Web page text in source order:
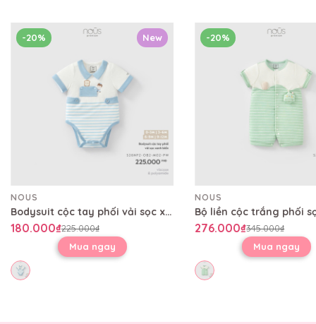
New
-20%
NOUS
Bodysuit cộc tay phối vải sọc xanh biển
180.000₫225.000₫
Mua ngay
-20%
NOUS
276.000₫345.000₫
Mua ngay